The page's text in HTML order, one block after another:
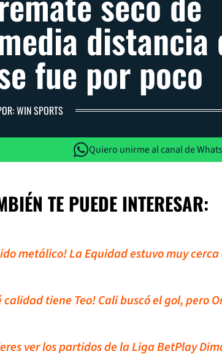
distancia
fue por poco
WIN SPORTS
Quiero unirme al canal de
TE PUEDE INTERESAR:
metálico! La Equidad estuvo muy
calidad tiene Teo! Cali buscó el gol, pero
ver los partidos de la Liga BetPlay